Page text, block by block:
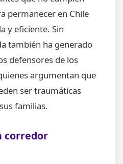
permanecer en Chile
y eficiente. Sin
también ha generado
defensores de los
argumentan que
ser traumáticas
familias.
corredor